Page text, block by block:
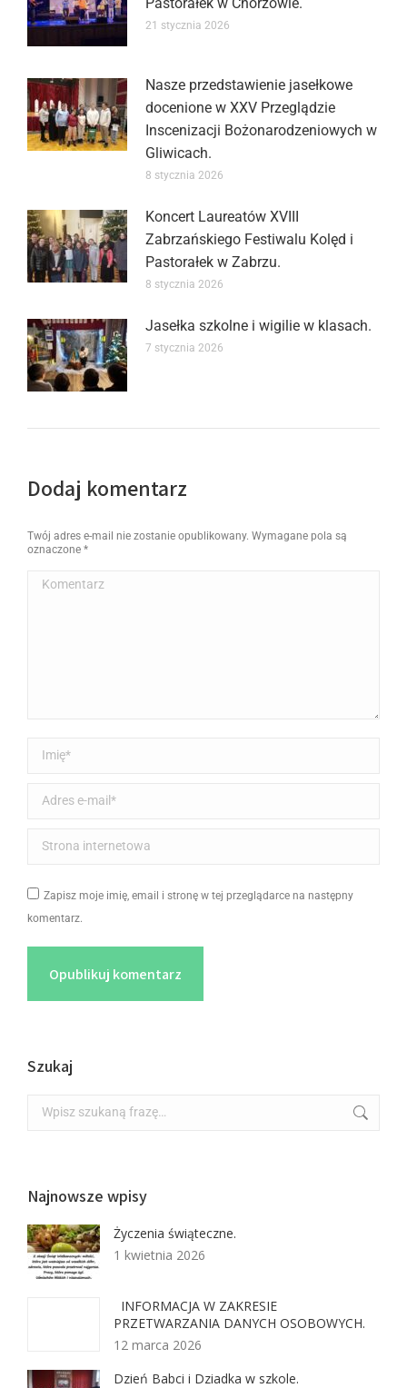
21 stycznia 2026
Nasze przedstawienie jasełkowe
docenione w XXV Przeglądzie
Inscenizacji Bożonarodzeniowych w
Gliwicach.
8 stycznia 2026
Koncert Laureatów XVIII
Zabrzańskiego Festiwalu Kolęd i
Pastorałek w Zabrzu.
8 stycznia 2026
Jasełka szkolne i wigilie w klasach.
7 stycznia 2026
Dodaj komentarz
Twój adres e-mail nie zostanie opublikowany. Wymagane pola są
oznaczone *
Komentarz
Imię *
Adres e-mail *
Strona internetowa
Zapisz moje imię, email i stronę w tej przeglądarce na następny
komentarz.
Opublikuj komentarz
Szukaj
Najnowsze wpisy
Życzenia świąteczne.
1 kwietnia 2026
INFORMACJA W ZAKRESIE
PRZETWARZANIA DANYCH OSOBOWYCH.
12 marca 2026
Dzień Babci i Dziadka w szkole.